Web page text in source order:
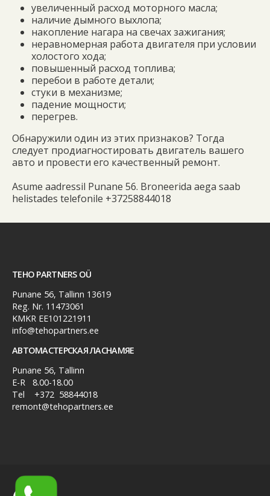
увеличенный расход моторного масла;
наличие дымного выхлопа;
накопление нагара на свечах зажигания;
неравномерная работа двигателя при условии
холостого хода;
повышенный расход топлива;
перебои в работе детали;
стуки в механизме;
падение мощности;
перегрев.
Обнаружили один из этих признаков? Тогда
следует продиагностировать двигатель вашего
авто и провести его качественный ремонт.
Asume aadressil Punane 56. Broneerida aega saab
helistades telefonile +37258844018
TEHO PARTNERS OÜ
Punane 56, Tallinn 13619
Reg. Nr. 11473061
KMKR EE101221911
info@tehopartners.ee
АВТОМАСТЕРСКАЯ ЛАСНАМЯЕ
Punane 56, Tallinn
E-R 8.00-18.00
Tel +372 58844018
remont@tehopartners.ee